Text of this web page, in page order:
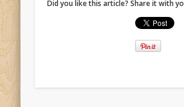
Did you like this article? Share it with